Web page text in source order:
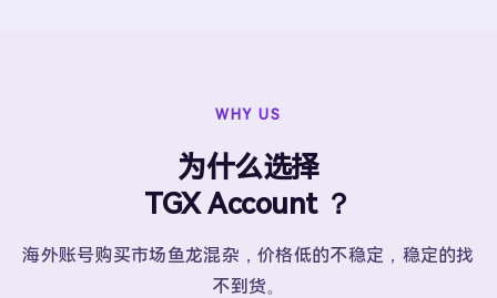
WHY US
为什么选择
TGX Account ？
海外账号购买市场鱼龙混杂，价格低的不稳定，稳定的找
不到货。